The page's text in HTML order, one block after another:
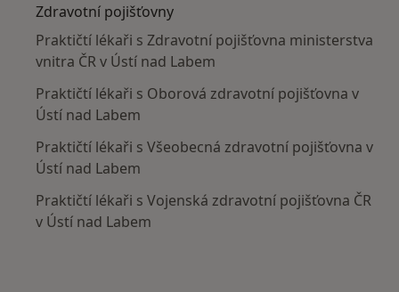
Zdravotní pojišťovny
Praktičtí lékaři s Zdravotní pojišťovna ministerstva
vnitra ČR v Ústí nad Labem
Praktičtí lékaři s Oborová zdravotní pojišťovna v
Ústí nad Labem
Praktičtí lékaři s Všeobecná zdravotní pojišťovna v
Ústí nad Labem
Praktičtí lékaři s Vojenská zdravotní pojišťovna ČR
v Ústí nad Labem